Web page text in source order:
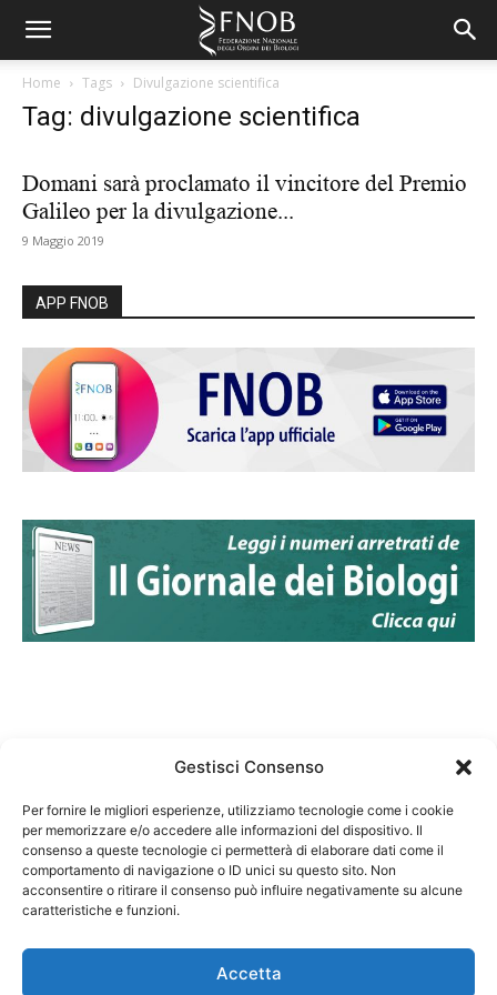
Gestisci Consenso
Per fornire le migliori esperienze, utilizziamo tecnologie come i cookie
per memorizzare e/o accedere alle informazioni del dispositivo. Il
consenso a queste tecnologie ci permetterà di elaborare dati come il
comportamento di navigazione o ID unici su questo sito. Non
acconsentire o ritirare il consenso può influire negativamente su alcune
caratteristiche e funzioni.
Accetta
Home Tags Divulgazione scientifica
Tag: divulgazione scientifica
Domani sarà proclamato il vincitore del Premio
Galileo per la divulgazione...
9 Maggio 2019
APP FNOB
Federazione Nazionale Degli Ordini dei Biologi:
codice fiscale 80069130583
Responsabile sito internet www.fnob.it: Vincenzo